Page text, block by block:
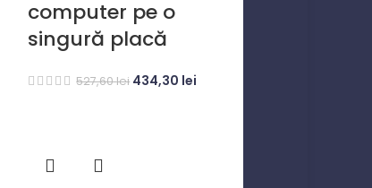
computer pe o
singură placă
527,60lei 434,30 lei